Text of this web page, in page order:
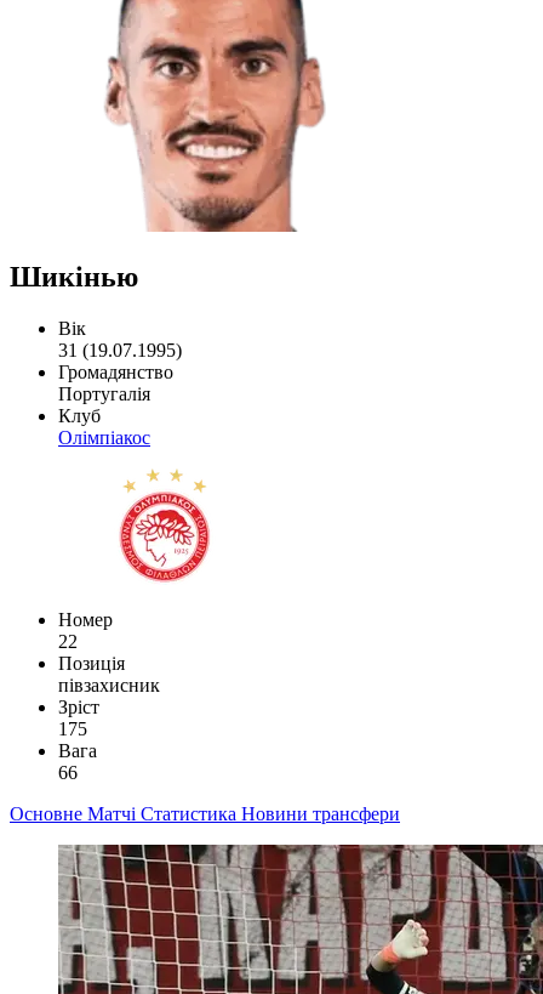
Шикінью
Вік
31 (19.07.1995)
Громадянство
Португалія
Клуб
Олімпіакос
Номер
22
Позиція
півзахисник
Зріст
175
Вага
66
Основне Матчі Статистика Новини трансфери